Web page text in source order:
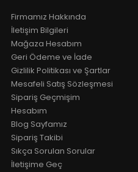
Firmamız Hakkında
İletişim Bilgileri
Mağaza Hesabım
Geri Ödeme ve İade
Gizlilik Politikası ve Şartlar
Mesafeli Satış Sözleşmesi
Sipariş Geçmişim
Hesabım
Blog Sayfamız
Sipariş Takibi
Sıkça Sorulan Sorular
İletişime Geç